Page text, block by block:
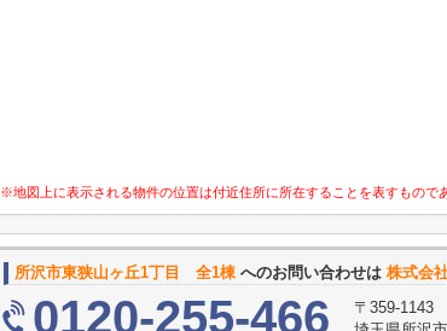
※地図上に表示される物件の位置は付近住所に所在することを表すもので
所沢市東狭山ヶ丘1丁目 全1棟 へのお問い合わせは 株式会
0120-255-466
〒359-1143